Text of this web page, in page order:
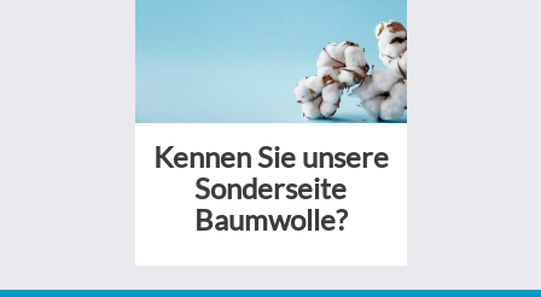
Kennen Sie unsere
Sonderseite
Baumwolle?